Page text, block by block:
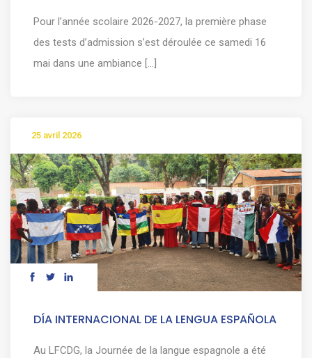
Pour l’année scolaire 2026-2027, la première phase
des tests d’admission s’est déroulée ce samedi 16
mai dans une ambiance [...]
25 avril 2026
DÍA INTERNACIONAL DE LA LENGUA ESPAÑOLA
Au LFCDG, la Journée de la langue espagnole a été